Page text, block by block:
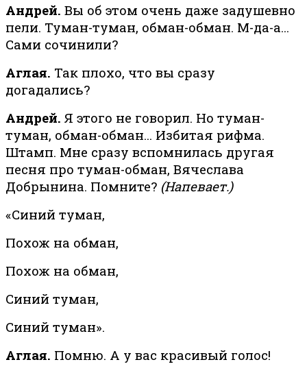
Андрей. Вы об этом очень даже задушевно
пели. Туман-туман, обман-обман. М-да-а…
Сами сочинили?
Аглая. Так плохо, что вы сразу
догадались?
Андрей. Я этого не говорил. Но туман-
туман, обман-обман… Избитая рифма.
Штамп. Мне сразу вспомнилась другая
песня про туман-обман, Вячеслава
Добрынина. Помните? (Напевает.)
«Синий туман,
Похож на обман,
Похож на обман,
Синий туман,
Синий туман».
Аглая. Помню. А у вас красивый голос!